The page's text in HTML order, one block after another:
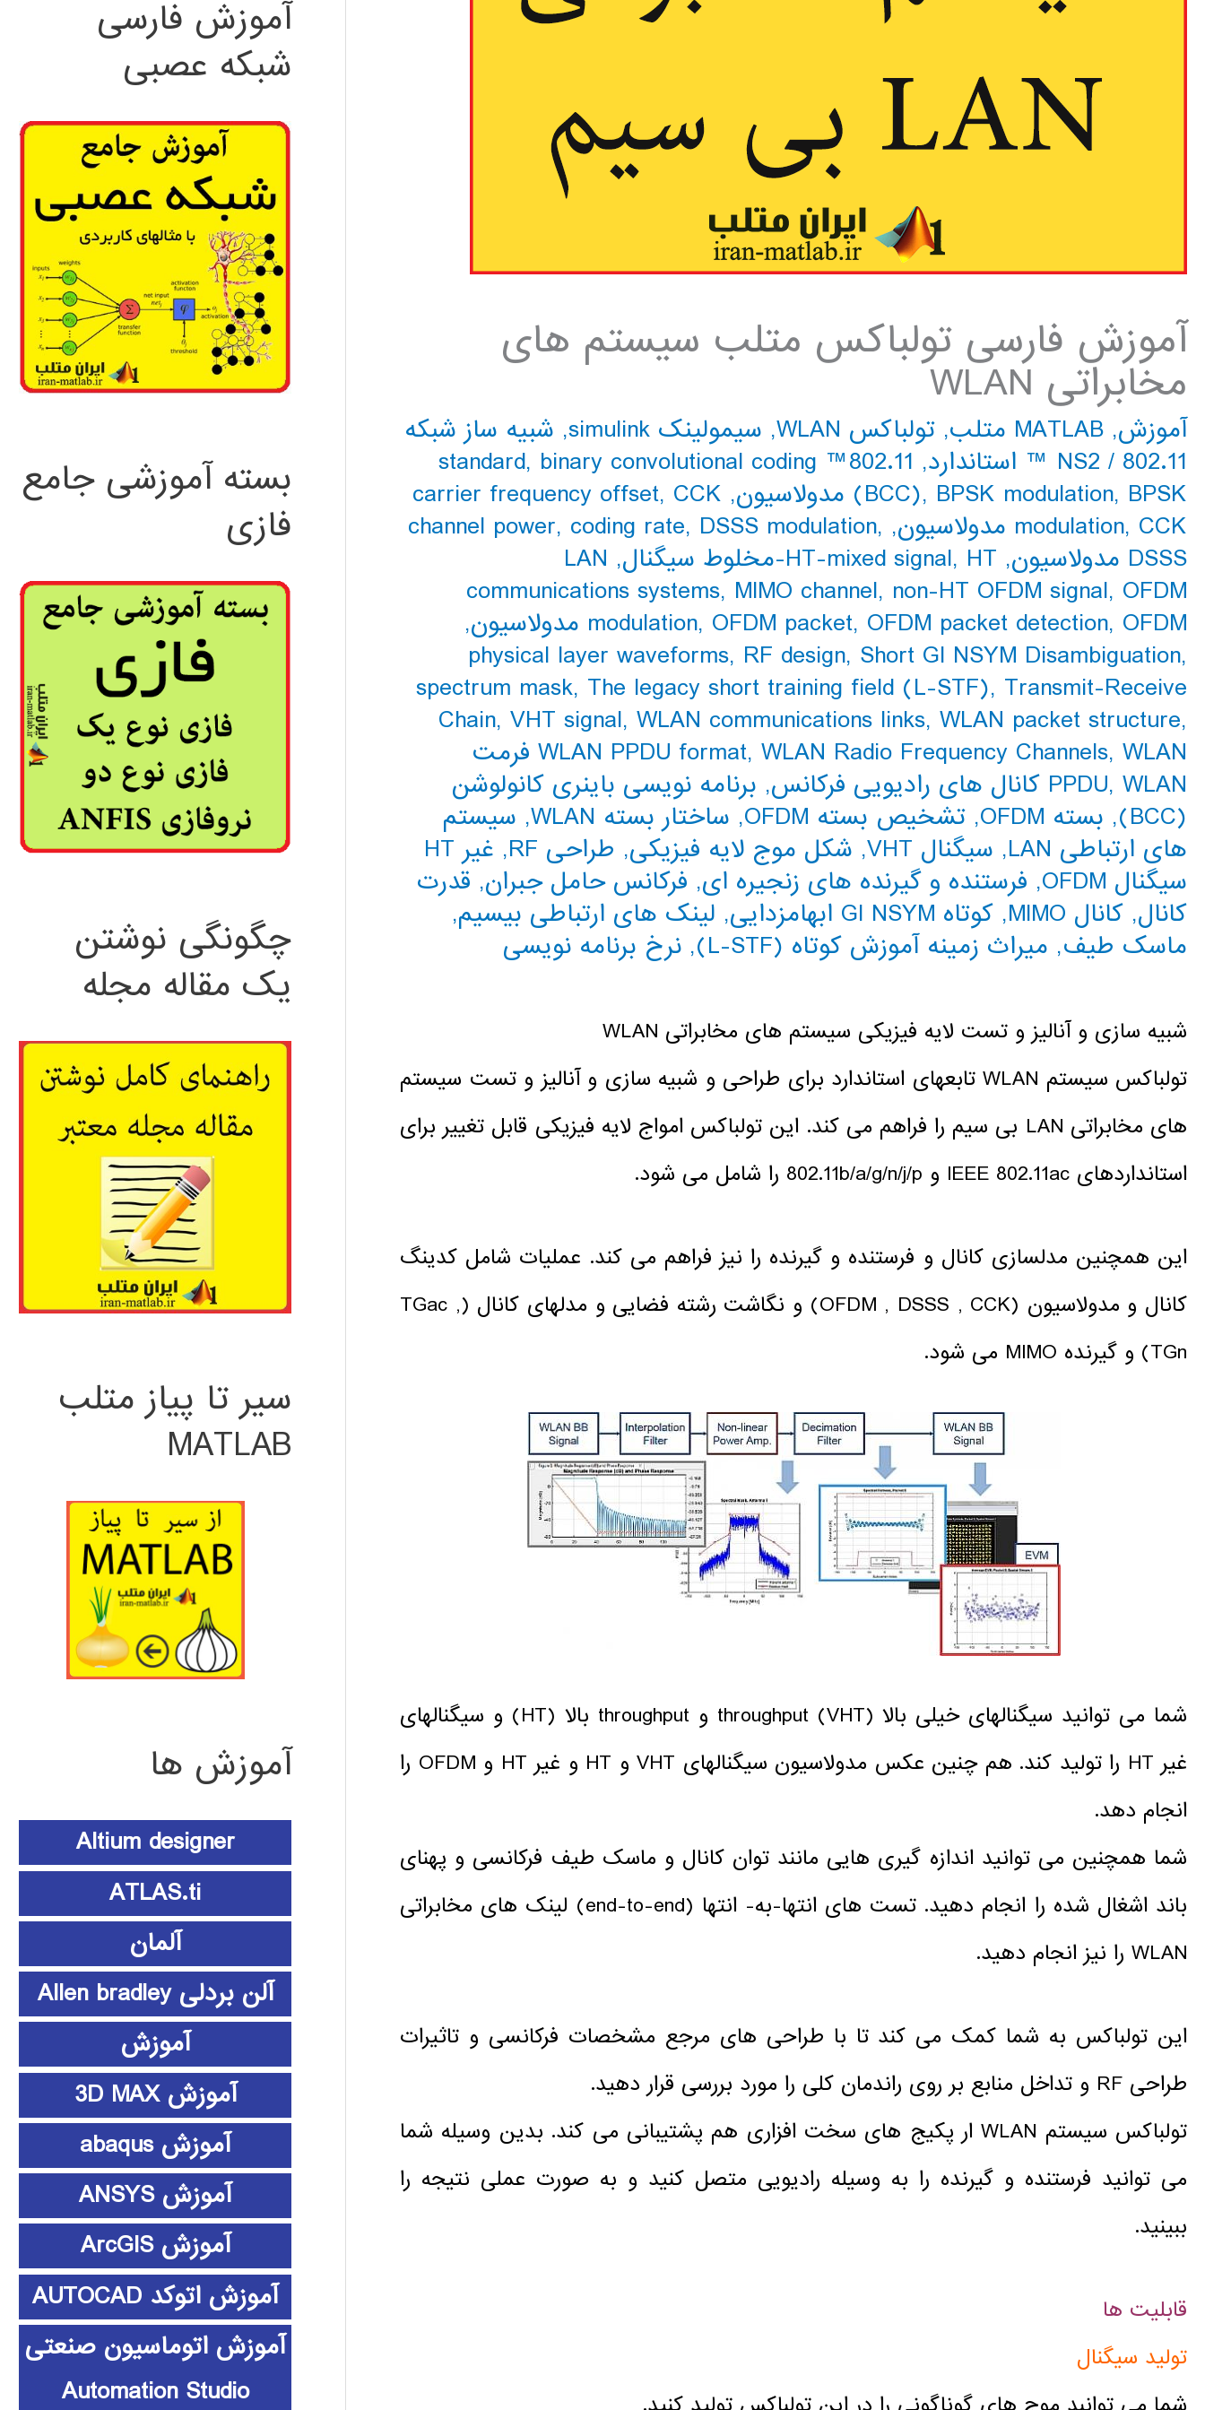
آموزش فارسی تولباکس متلب سیستم های
مخابراتی WLAN
آموزش, MATLAB متلب , تولباکس WLAN , سیمولینک simulink , شبیه ساز شبکه
NS2 / 802.11 ™ استاندارد ,
802.11™ standard
, binary convolutional coding
(BCC), BPSK modulation, BPSK مدولاسیون ,
carrier frequency offset, CCK
modulation, CCK مدولاسیون ,
channel power, coding rate, DSSS modulation,
DSSS مدولاسیون
,
HT-mixed signal, HT-مخلوط سیگنال ,
LAN
communications systems, MIMO channel, non-HT OFDM signal, OFDM
modulation, OFDM packet, OFDM packet detection, OFDM مدولاسیون
,
physical layer waveforms, RF design, Short GI NSYM Disambiguation,
spectrum mask, The legacy short training field (L-STF), Transmit-Receive
Chain, VHT signal, WLAN communications links, WLAN packet structure,
WLAN PPDU format, WLAN Radio Frequency Channels,
WLAN فرمت
PPDU, WLAN کانال های رادیویی فرکانس , برنامه نویسی باینری کانولوشن
(BCC)
, بسته OFDM , تشخیص بسته OFDM , ساختار بسته WLAN , سیستم
های ارتباطی LAN
, سیگنال VHT , شکل موج لایه فیزیکی, طراحی RF ,
غیر HT
سیگنال OFDM
, فرستنده و گیرنده های زنجیره ای, فرکانس حامل جبران, قدرت
کانال, کانال MIMO , کوتاه GI NSYM ابهامزدایی , لینک های ارتباطی بیسیم,
ماسک طیف, میراث زمینه آموزش کوتاه (L-STF) , نرخ برنامه نویسی
شبیه سازی و آنالیز و تست لایه فیزیکی سیستم های مخابراتی WLAN
تولباکس سیستم WLAN تابعهای استاندارد برای طراحی و شبیه سازی و آنالیز و تست سیستم
های مخابراتی LAN بی سیم را فراهم می کند. این تولباکس امواج لایه فیزیکی قابل تغییر برای
استانداردهای IEEE 802.11ac و 802.11b/a/g/n/j/p را شامل می شود.
این همچنین مدلسازی کانال و فرستنده و گیرنده را نیز فراهم می کند. عملیات شامل کدینگ
کانال و مدولاسیون (OFDM , DSSS , CCK) و نگاشت رشته فضایی و مدلهای کانال (TGac ,
TGn) و گیرنده MIMO می شود.
شما می توانید سیگنالهای خیلی بالا throughput (VHT) و throughput بالا (HT) و سیگنالهای
غیر HT را تولید کند. هم چنین عکس مدولاسیون سیگنالهای VHT و HT و غیر HT و OFDM را
انجام دهد.
شما همچنین می توانید اندازه گیری هایی مانند توان کانال و ماسک طیف فرکانسی و پهنای
باند اشغال شده را انجام دهید. تست های انتها-به- انتها (end-to-end) لینک های مخابراتی
WLAN را نیز انجام دهید.
این تولباکس به شما کمک می کند تا با طراحی های مرجع مشخصات فرکانسی و تاثیرات
طراحی RF و تداخل منابع بر روی راندمان کلی را مورد بررسی قرار دهید.
تولباکس سیستم WLAN ار پکیج های سخت افزاری هم پشتیبانی می کند. بدین وسیله شما
می توانید فرستنده و گیرنده را به وسیله رادیویی متصل کنید و به صورت عملی نتیجه را
ببینید.
قابلیت ها
تولید سیگنال
آموزش فارسی
شبکه عصبی
بسته آموزشی جامع
فازی
چگونگی نوشتن
یک مقاله مجله
سیر تا پیاز متلب
MATLAB
آموزش ها
Altium designer
ATLAS.ti
آلمان
آلن بردلی Allen bradley
آموزش
آموزش 3D MAX
آموزش abaqus
آموزش ANSYS
آموزش ArcGIS
آموزش اتوکد AUTOCAD
آموزش اتوماسیون صنعتی
Automation Studio